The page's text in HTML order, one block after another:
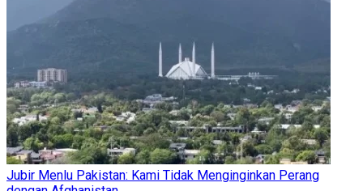
Jubir Menlu Pakistan: Kami Tidak Menginginkan Perang